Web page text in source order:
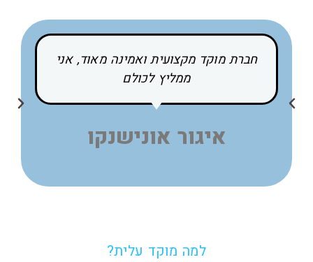
חברת מוקד מקצועית ואמינה מאוד, אני
ממליץ לכולם
איגור אונישנקו
למה מוקד עלית?